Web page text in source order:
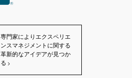
専門家によりエクスペリエ
ンスマネジメントに関する
革新的なアイデアが見つか
る